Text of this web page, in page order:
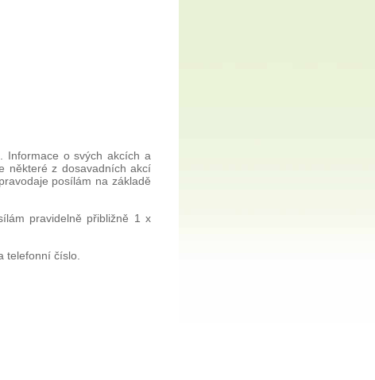
Informace o svých akcích a
některé z dosavadních akcí
posílám na základě
pravidelně přibližně 1 x
telefonní číslo.